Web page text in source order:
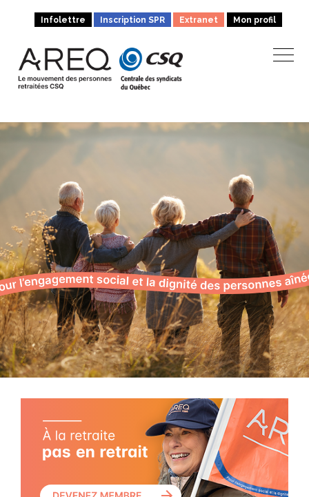
Infolettre Inscription SPR Extranet Mon profil